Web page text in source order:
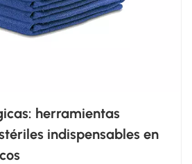
herramientas
indispensables en